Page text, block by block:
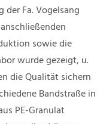
der Fa. Vogelsang
sowie die
wurde gezeigt, u.
die Qualität sichern
Bandstraße in
PE-Granulat